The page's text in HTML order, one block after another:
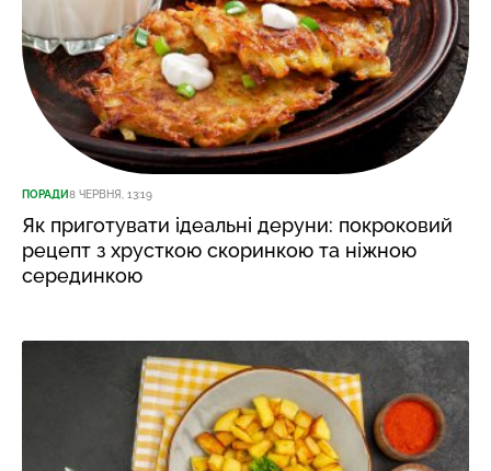
ПОРАДИ8 ЧЕРВНЯ, 13:19
Як приготувати ідеальні деруни: покроковий
рецепт з хрусткою скоринкою та ніжною
серединкою